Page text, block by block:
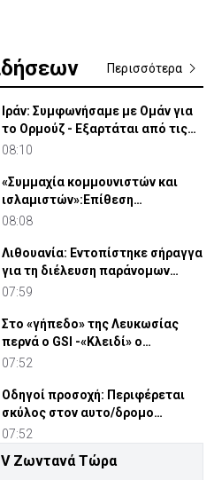
Περισσότερα
Ιράν: Συμφωνήσαμε με Ομάν για
το Ορμούζ - Εξαρτάται από τις
ΗΠΑ αν θα ανοίξει
08:10
«Συμμαχία κομμουνιστών και
ισλαμιστών»:Επίθεση
Ρεπουπλικανών κατά
08:08
Λιθουανία: Εντοπίστηκε σήραγγα
για τη διέλευση παράνομων
μεταναστών
07:59
Στο «γήπεδο» της Λευκωσίας
περνά ο GSI -«Κλειδί» ο
Σεπτέμβριος για τις έρευνες
07:52
Οδηγοί προσοχή: Περιφέρεται
σκύλος στον αυτο/δρομο
Κοκκινοτριμιθιάς – Λ/σίας
07:52
Η ηρωική μάχη του 256 Τάγματος
Ζωντανά Τώρα